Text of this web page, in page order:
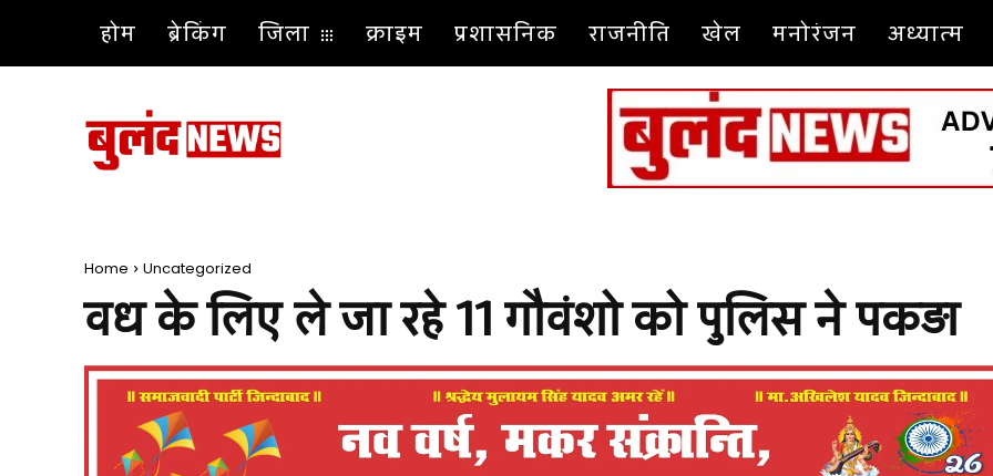
होम ब्रेकिंग जिला क्राइम प्रशासनिक राजनीति खेल मनोरंजन अध्यात्म
Home Uncategorized
वध के लिए ले जा रहे 11 गौवंशो को पुलिस ने पकड़ा